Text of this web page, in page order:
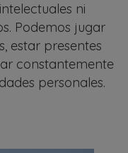
ni
Podemos jugar
estar presentes
constantemente
personales.